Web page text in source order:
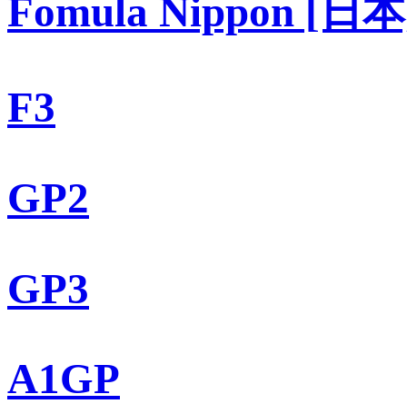
Fomula Nippon [日
F3
GP2
GP3
A1GP